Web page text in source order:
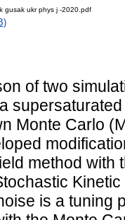
gusak ukr phys j -2020.pdf
of two
Monte Carlo
method with
is a tuning